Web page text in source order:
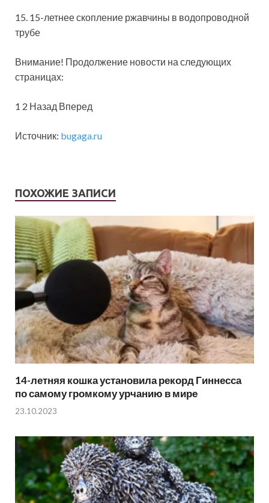
15. 15-летнее скопление ржавчины в водопроводной
трубе
Внимание! Продолжение новости на следующих
страницах:
1 2 Назад Вперед
Источник: bugaga.ru
ПОХОЖИЕ ЗАПИСИ
14-летняя кошка установила рекорд Гиннесса
по самому громкому урчанию в мире
23.10.2023